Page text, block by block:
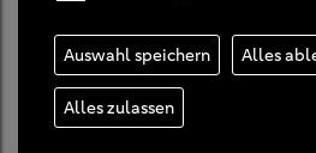
Auswahl speichern Alles
Alles zulassen